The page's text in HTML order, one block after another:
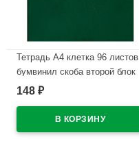
Тетрадь А4 клетка 96 листов
бумвинил скоба второй блок
BG зеленый
148 ₽